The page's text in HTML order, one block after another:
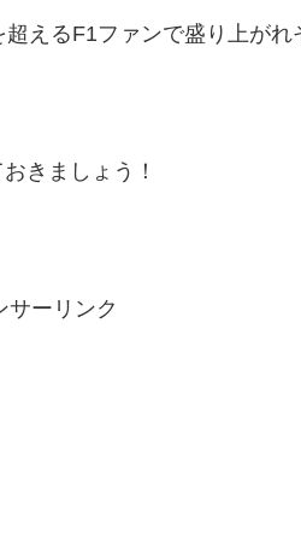
えるF1ファンで盛り上がれ
きましょう！
サーリンク